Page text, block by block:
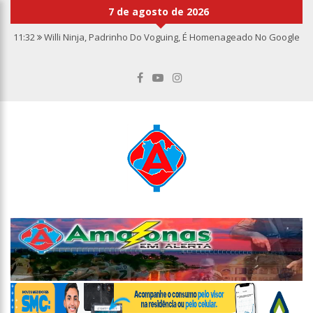
7 de agosto de 2026
11:32 Willi Ninja, Padrinho Do Voguing, É Homenageado No Google
recuar
Linhas telefônicas do CCC seguem inoperantes em razão de
falha complexa na Oi
Quarteto é preso por furto de transformador de poste em
Manaus
Dudu Camargo foi demitido do SBT após defecar no chão do
10:22 El Niño começa antes do esperado e climatologistas veem
chance de um “super El Niño”
13:09 Ipem-AM flagra irregularidades na pesagem de produtos e
notifica supermercado em Manaus
13:05 Mãe e padrasto são presos suspeitos de estupr4r criança de
cinco anos, em Parintins